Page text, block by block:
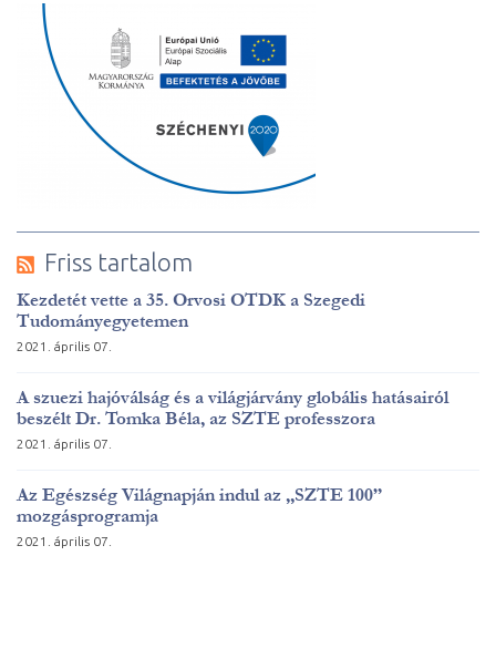
Friss tartalom
Kezdetét vette a 35. Orvosi OTDK a Szegedi
Tudományegyetemen
2021. április 07.
A szuezi hajóválság és a világjárvány globális hatásairól
beszélt Dr. Tomka Béla, az SZTE professzora
2021. április 07.
Az Egészség Világnapján indul az „SZTE 100”
mozgásprogramja
2021. április 07.